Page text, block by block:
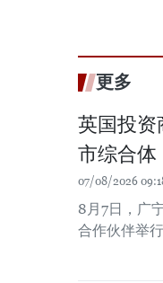
更多
英国投资
市综合体
07/08/2026
8月7日，广
合作伙伴举